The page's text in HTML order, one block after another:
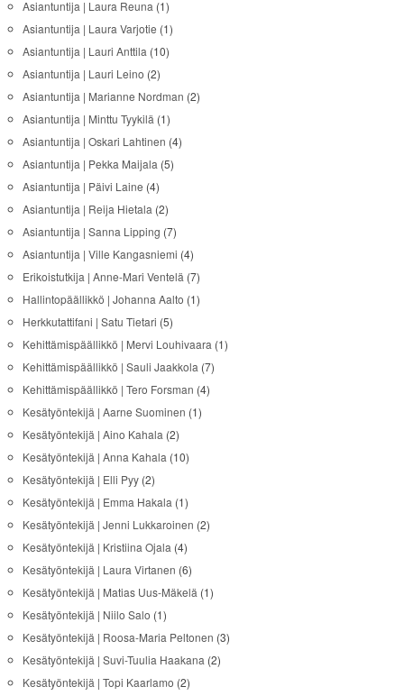
Asiantuntija | Laura Reuna (1)
Asiantuntija | Laura Varjotie (1)
Asiantuntija | Lauri Anttila (10)
Asiantuntija | Lauri Leino (2)
Asiantuntija | Marianne Nordman (2)
Asiantuntija | Minttu Tyykilä (1)
Asiantuntija | Oskari Lahtinen (4)
Asiantuntija | Pekka Maijala (5)
Asiantuntija | Päivi Laine (4)
Asiantuntija | Reija Hietala (2)
Asiantuntija | Sanna Lipping (7)
Asiantuntija | Ville Kangasniemi (4)
Erikoistutkija | Anne-Mari Ventelä (7)
Hallintopäällikkö | Johanna Aalto (1)
Herkkutattifani | Satu Tietari (5)
Kehittämispäällikkö | Mervi Louhivaara (1)
Kehittämispäällikkö | Sauli Jaakkola (7)
Kehittämispäällikkö | Tero Forsman (4)
Kesätyöntekijä | Aarne Suominen (1)
Kesätyöntekijä | Aino Kahala (2)
Kesätyöntekijä | Anna Kahala (10)
Kesätyöntekijä | Elli Pyy(2)
Kesätyöntekijä | Emma Hakala (1)
Kesätyöntekijä | Jenni Lukkaroinen (2)
Kesätyöntekijä | Kristiina Ojala (4)
Kesätyöntekijä | Laura Virtanen (6)
Kesätyöntekijä | Matias Uus-Mäkelä (1)
Kesätyöntekijä | Niilo Salo (1)
Kesätyöntekijä | Roosa-Maria Peltonen (3)
Kesätyöntekijä | Suvi-Tuulia Haakana (2)
Kesätyöntekijä | Topi Kaarlamo (2)